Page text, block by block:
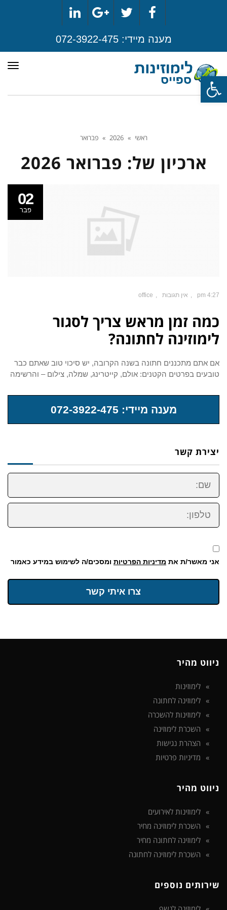
פתח סרגל נגישות
Facebook
Twitter
Google+
LinkedIn
מענה מיידי:072-3922-475
ראשי »
2026
» פברואר
ארכיון של: פברואר 2026
02
פבר
4:27 pm אין תגובות office
כמה זמן מראש צריך לסגור
לימוזינה לחתונה?
אם אתם מתכננים חתונה בשנה הקרובה, יש סיכוי טוב שאתם כבר
טובעים בפרטים הקטנים: אולם, קייטרינג, שמלה, צילום – והרשימה
מענה מיידי: 072-3922-475
יצירת קשר
שם:
טלפון:
אני מאשר/ת את מדיניות הפרטיות ומסכים/ה לשימוש במידע כאמור
צרו איתי קשר
ניווט מהיר
לימוזינות
לימוזינה לחתונה
לימוזינות להשכרה
השכרת לימוזינה
הצהרת נגישות
מדיניות פרטיות
ניווט מהיר
לימוזינות לאירועים
השכרת לימוזינה מחיר
לימוזינה לחתונה מחיר
השכרת לימוזינה לחתונה
שירותים נוספים